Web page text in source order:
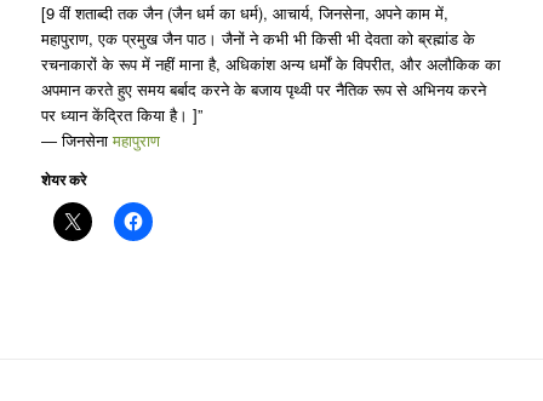
[9 वीं शताब्दी तक जैन (जैन धर्म का धर्म), आचार्य, जिनसेना, अपने काम में,
महापुराण, एक प्रमुख जैन पाठ। जैनों ने कभी भी किसी भी देवता को ब्रह्मांड के
रचनाकारों के रूप में नहीं माना है, अधिकांश अन्य धर्मों के विपरीत, और अलौकिक का
अपमान करते हुए समय बर्बाद करने के बजाय पृथ्वी पर नैतिक रूप से अभिनय करने
पर ध्यान केंद्रित किया है। ]”
― जिनसेनामहापुराण
शेयर करे